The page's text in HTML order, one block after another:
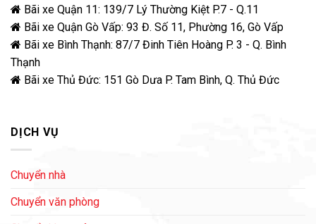
Bãi xe Quận 11: 139/7 Lý Thường Kiệt P.7 - Q.11
Bãi xe Quận Gò Vấp: 93 Đ. Số 11, Phường 16, Gò Vấp
Bãi xe Bình Thạnh: 87/7 Đinh Tiên Hoàng P. 3 - Q. Bình
Thạnh
Bãi xe Thủ Đức: 151 Gò Dưa P. Tam Bình, Q. Thủ Đức
DỊCH VỤ
Chuyển nhà
Chuyển văn phòng